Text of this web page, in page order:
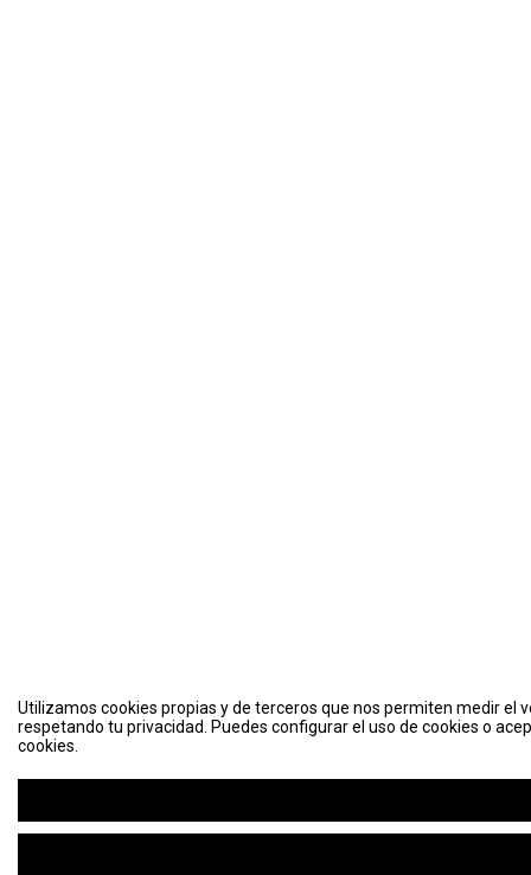
Utilizamos cookies propias y de terceros que nos permiten medir el
respetando tu privacidad. Puedes configurar el uso de cookies o
cookies.